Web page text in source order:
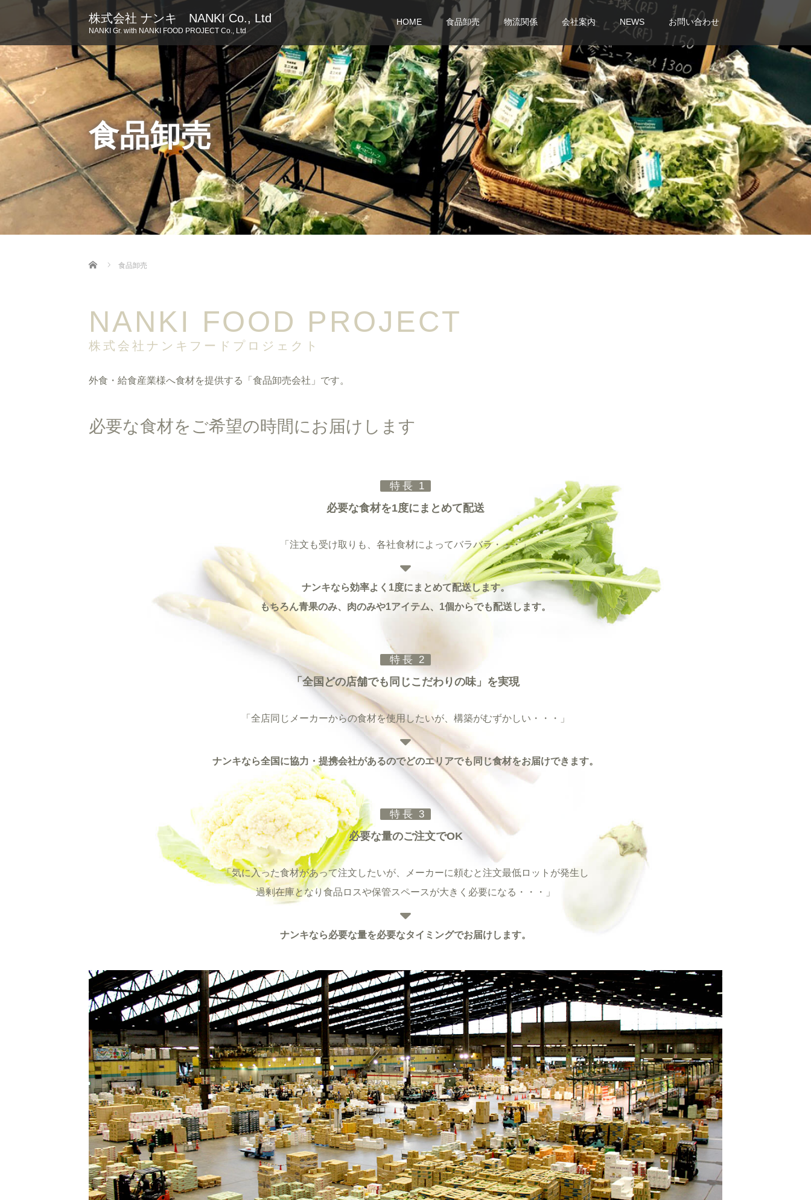
株式会社 ナンキ NANKI Co., Ltd
NANKI Gr. with NANKI FOOD PROJECT Co., Ltd
HOME 食品卸売 物流関係 会社案内 NEWS お問い合わせ
食品卸売
Home 食品卸売
NANKI FOOD PROJECT
株式会社 ナンキフードプロジェクト
外食・給食産業様へ食材を提供する 「食品卸売会社」 です。
必要な食材をご希望の時間にお届けします
特長 1
必要な食材を1度にまとめて配送
「注文も受け取りも、各社食材によってバラバラ・・・」
ナンキなら効率よく1度にまとめて配送します。
もちろん青果のみ、肉のみや1アイテム、1個からでも配送します。
特長 2
「全国どの店舗でも同じこだわりの味」を実現
「全店同じメーカーからの食材を使用したいが、 構築がむずかしい・・・」
ナンキなら全国に協力・提携会社があるのでどのエリアでも同じ食材をお届けできます。
特長 3
必要な量のご注文でOK
「気に入った食材があって注文したいが、メーカーに頼むと注文最低ロットが発生し
過剰在庫となり食品ロスや保管スペースが大きく 必要になる・・・」
ナンキなら必要な量を必要なタイミングでお届けします。